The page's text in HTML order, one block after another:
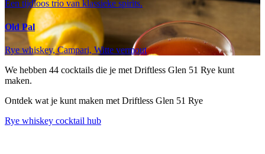
Een tijdloos trio van klassieke spirits.
Old Pal
Rye whiskey, Campari, Witte vermout
We hebben 44 cocktails die je met Driftless Glen 51 Rye kunt
maken.
Ontdek wat je kunt maken met Driftless Glen 51 Rye
Rye whiskey cocktail hub